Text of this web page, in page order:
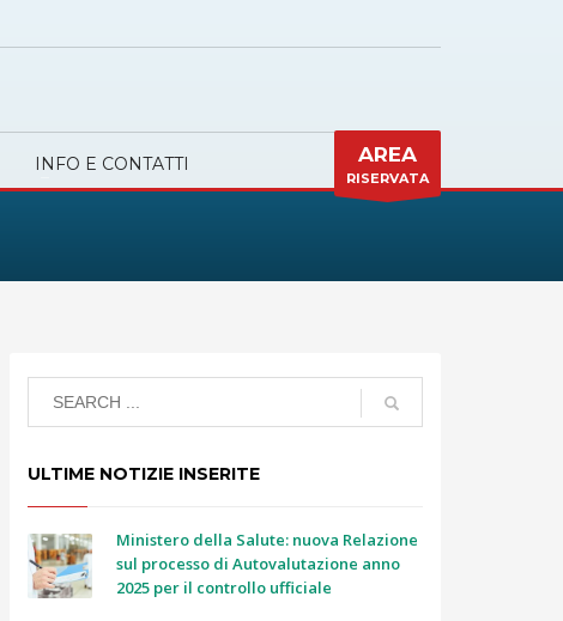
INFO E CONTATTI AREA
RISERVATA
ULTIME NOTIZIE INSERITE
Ministero della Salute: nuova Relazione
sul processo di Autovalutazione anno
2025 per il controllo ufficiale